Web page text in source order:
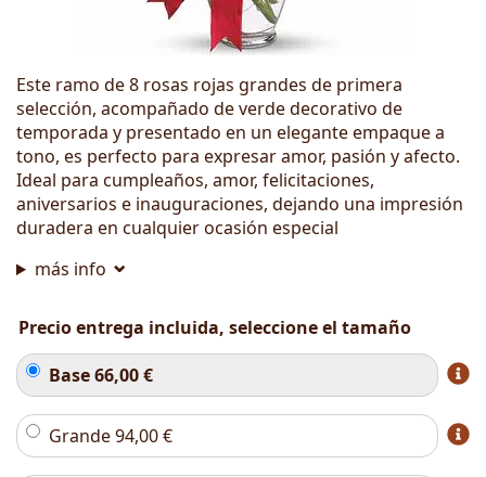
Este ramo de 8 rosas rojas grandes de primera
selección, acompañado de verde decorativo de
temporada y presentado en un elegante empaque a
tono, es perfecto para expresar amor, pasión y afecto.
Ideal para cumpleaños, amor, felicitaciones,
aniversarios e inauguraciones, dejando una impresión
duradera en cualquier ocasión especial
más info
Precio entrega incluida, seleccione el tamaño
Base66,00€
Grande94,00€